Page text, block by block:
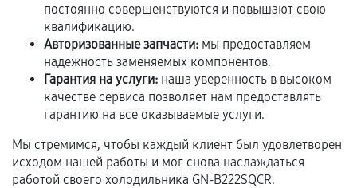
постоянно совершенствуются и повышают свою
квалификацию.
Авторизованные запчасти: мы предоставляем
надежность заменяемых компонентов.
Гарантия на услуги: наша уверенность в высоком
качестве сервиса позволяет нам предоставлять
гарантию на все оказываемые услуги.
Мы стремимся, чтобы каждый клиент был удовлетворен
исходом нашей работы и мог снова наслаждаться
работой своего холодильника GN-B222SQCR.